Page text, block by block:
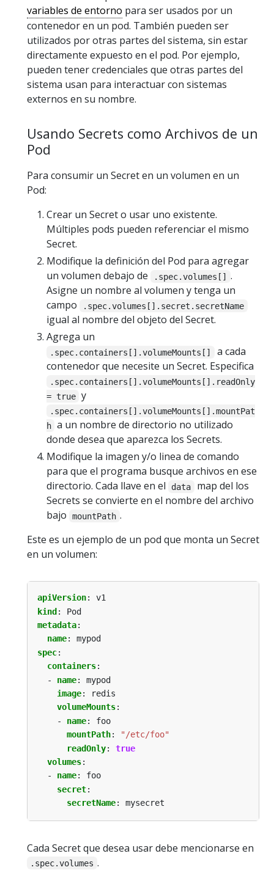
variables de entorno para ser usados por un
contenedor en un pod. También pueden ser
utilizados por otras partes del sistema, sin estar
directamente expuesto en el pod. Por ejemplo,
pueden tener credenciales que otras partes del
sistema usan para interactuar con sistemas
externos en su nombre.
Usando Secrets como Archivos de un
Pod
Para consumir un Secret en un volumen en un
Pod:
Crear un Secret o usar uno existente.
Múltiples pods pueden referenciar el mismo
Secret.
Modifique la definición del Pod para agregar
un volumen debajo de
.spec.volumes[] .
Asigne un nombre al volumen y tenga un
campo
.spec.volumes[].secret.secretName
igual al nombre del objeto del Secret.
Agrega un
.spec.containers[].volumeMounts[]
a cada
contenedor que necesite un Secret. Especifica
.spec.containers[].volumeMounts[].readOnly
= true y
.spec.containers[].volumeMounts[].mountPat
h a un nombre de directorio no utilizado
donde desea que aparezca los Secrets.
Modifique la imagen y/o linea de comando
para que el programa busque archivos en ese
directorio. Cada llave en el
data
map del los
Secrets se convierte en el nombre del archivo
bajo
mountPath .
Este es un ejemplo de un pod que monta un Secret
en un volumen:
apiVersion:
v1
kind :
Pod
metadata:
name:
mypod
spec:
containers:
- name:
mypod
image:
redis
volumeMounts:
- name:
foo
mountPath:
"/etc/foo"
readOnly:
true
volumes:
- name:
foo
secret:
secretName: mysecret
Cada Secret que desea usar debe mencionarse en
.spec.volumes .